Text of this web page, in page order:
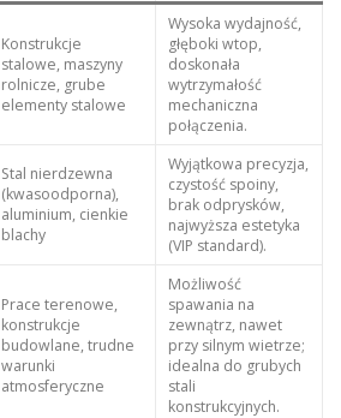
Konstrukcje
stalowe, maszyny
rolnicze, grube
elementy stalowe
Wysoka wydajność,
głęboki wtop,
doskonała
wytrzymałość
mechaniczna
połączenia.
Stal nierdzewna
(kwasoodporna),
aluminium, cienkie
blachy
Wyjątkowa precyzja,
czystość spoiny,
brak odprysków,
najwyższa estetyka
(VIP standard).
Prace terenowe,
konstrukcje
budowlane, trudne
warunki
atmosferyczne
Możliwość
spawania na
zewnątrz, nawet
przy silnym wietrze;
idealna do grubych
stali
konstrukcyjnych.